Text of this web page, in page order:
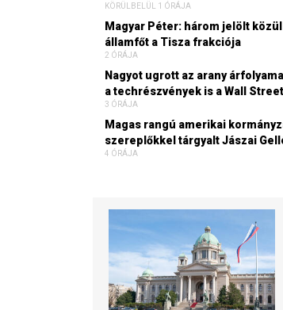
KÖRÜLBELÜL 1 ÓRÁJA
Magyar Péter: három jelölt
államfőt a Tisza frakciója
2 ÓRÁJA
Nagyot ugrott az arany
a techrészvények is a Wall
3 ÓRÁJA
Magas rangú amerikai
szereplőkkel tárgyalt Jászai
4 ÓRÁJA